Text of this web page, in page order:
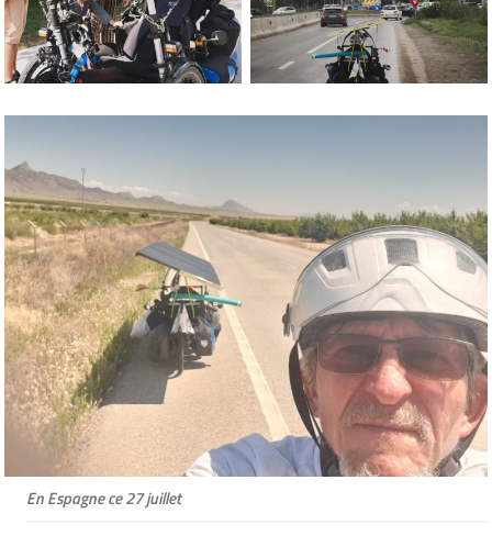
En Espagne ce 27 juillet